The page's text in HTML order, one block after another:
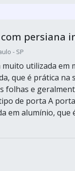
persiana
- SP
utilizada em
que é prática
folhas e
de porta A
em alumínio,